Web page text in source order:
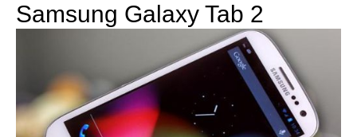
Samsung Galaxy Tab 2